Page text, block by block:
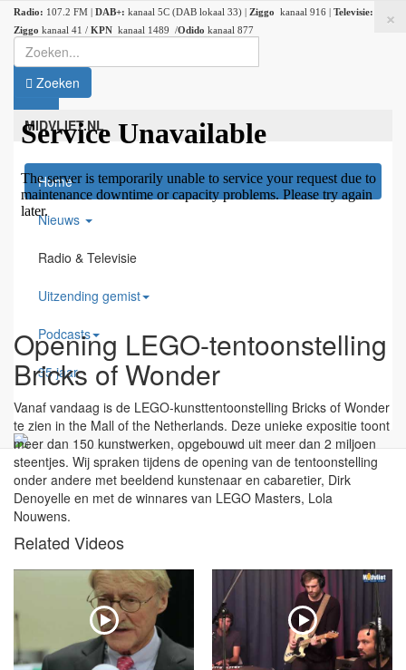
Radio: 107.2 FM | DAB+: kanaal 5C (DAB lokaal 33) | Ziggo kanaal 916 | Televisie:
Ziggo kanaal 41 / KPN kanaal 1489 /Odido kanaal 877
MIDVLIET.NL
×
Home
Nieuws
Radio & Televisie
Uitzending gemist
Podcasts
35 jaar
Zoeken
Opening LEGO-tentoonstelling
Bricks of Wonder
Vanaf vandaag is de LEGO-kunsttentoonstelling Bricks of Wonder
te zien in the Mall of the Netherlands. Deze unieke expositie toont
meer dan 150 kunstwerken, opgebouwd uit meer dan 2 miljoen
steentjes. Wij spraken tijdens de opening van de tentoonstelling
onder andere met beeldend kunstenaar en cabaretier, Dirk
Denoyelle en met de winnares van LEGO Masters, Lola
Nouwens.
Related Videos